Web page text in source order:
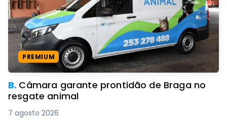
PREMIUM
B. Câmara garante prontidão de Braga no
resgate animal
7 agosto 2026